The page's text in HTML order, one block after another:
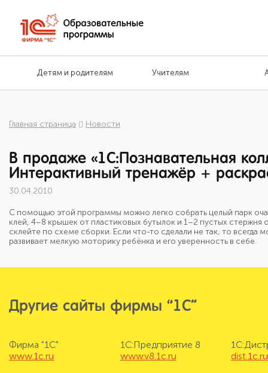
Детям и родителям Учителям
Главная страница Новости
В продаже «1С:Познавательная
Интерактивный тренажёр +
30.04.2010
С помощью этой программы можно легко собрать целый парк
клей, 4–8 крышек от пластиковых бутылок и 1–2 пустых
склейте по схеме сборки. Если что-то сделали не так, то
развивает мелкую моторику ребёнка и его уверенность в себе.
Другие сайты фирмы “1С”
Фирма "1С"
www.1c.ru
1С:Предприятие 8
www.v8.1c.ru
dist.1c.ru